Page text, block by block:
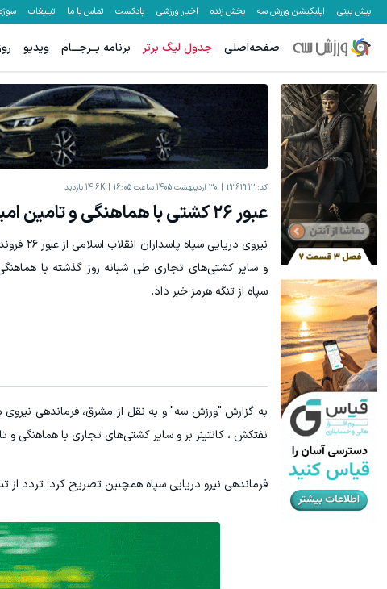
پیش بینی اپلیکیشن ورزش سه پخش زنده اخبار ورزشی پادکست تماس با ما تبلیغات
صفحه‌اصلی جدول لیگ برتر برنامه بــرجـــام ویدیو
کد: 2362212 30 اردیبهشت 1405 ساعت 16:05 14.6K بازدید
عبور ۲۶ کشتی با هماهنگی و تامین امینت سپاه
نیروی
و سایر کشتی‌های تجاری طی شبانه روز گذشته با
سپاه از تنگه هرمز خبر داد.
نفتکش ، کانتینر بر و سایر کشتی‌های تجاری با هماهنگی و
فرماندهی نیرو دریایی سپاه همچنین تصریح کرد: تردد